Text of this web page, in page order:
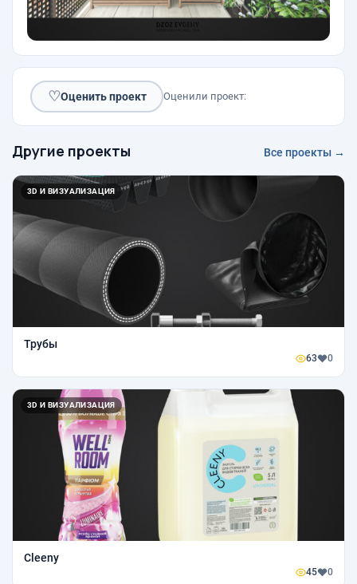
♡Оценить проект Оценили проект:
Другие проекты Все проекты →
3D И ВИЗУАЛИЗАЦИЯ
Трубы
63 0
3D И ВИЗУАЛИЗАЦИЯ
Cleeny
45 0